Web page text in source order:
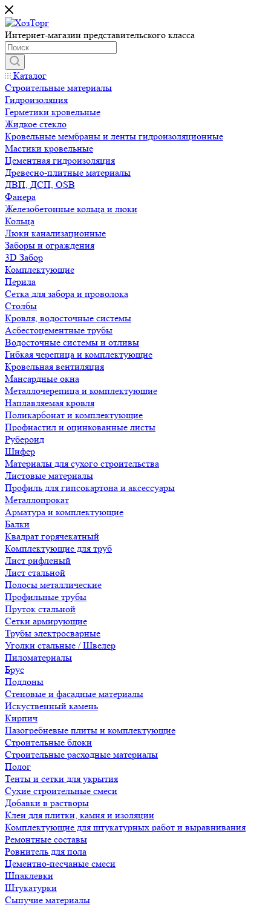
Интернет-магазин представительского класса
Каталог
Строительные материалы
Гидроизоляция
Герметики кровельные
Жидкое стекло
Кровельные мембраны и ленты гидроизоляционные
Мастики кровельные
Цементная гидроизоляция
Древесно-плитные материалы
ДВП, ДСП, OSB
Фанера
Железобетонные кольца и люки
Кольца
Люки канализационные
Заборы и ограждения
3D Забор
Комплектующие
Перила
Сетка для забора и проволока
Столбы
Кровля, водосточные системы
Асбестоцементные трубы
Водосточные системы и отливы
Гибкая черепица и комплектующие
Кровельная вентиляция
Мансардные окна
Металлочерепица и комплектующие
Наплавляемая кровля
Поликарбонат и комплектующие
Профнастил и оцинкованные листы
Рубероид
Шифер
Материалы для сухого строительства
Листовые материалы
Профиль для гипсокартона и аксессуары
Металлопрокат
Арматура и комплектующие
Балки
Квадрат горячекатный
Комплектующие для труб
Лист рифленый
Лист стальной
Полосы металлические
Профильные трубы
Пруток стальной
Сетки армирующие
Трубы электросварные
Уголки стальные / Швелер
Пиломатериалы
Брус
Поддоны
Стеновые и фасадные материалы
Искуственный камень
Кирпич
Пазогребневые плиты и комплектующие
Строительные блоки
Строительные расходные материалы
Полог
Тенты и сетки для укрытия
Сухие строительные смеси
Добавки в растворы
Клеи для плитки, камня и изоляции
Комплектующие для штукатурных работ и выравнивания
Ремонтные составы
Ровнитель для пола
Цементно-песчаные смеси
Шпаклевки
Штукатурки
Сыпучие материалы